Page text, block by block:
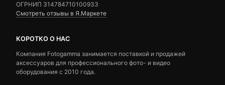
ОГРНИП 314784710100933
Смотреть отзывы в Я.Маркете
КОРОТКО О НАС
Компания Fotogamma занимается поставкой и продажей
аксессуаров для профессионального фото- и видео
оборудования с 2010 года.